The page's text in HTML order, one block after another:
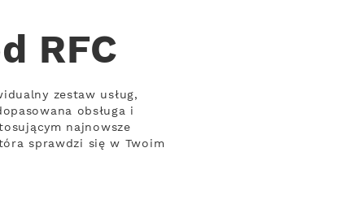
RFC
zestaw usług,
obsługa i
najnowsze
sprawdzi się w Twoim